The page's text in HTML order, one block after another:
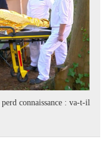
connaissance : va-t-il